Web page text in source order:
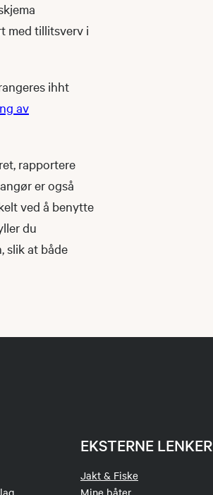
med tillitsverv i
ihht
av
rapportere
er også
ved å benytte
du
slik at både
EKSTERNE LENKER
Jakt & Fiske
Mine båter